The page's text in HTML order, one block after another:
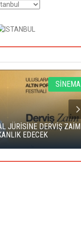
SİNEMA
JÜRİSİNE DERVİŞ ZAİM
EDECEK